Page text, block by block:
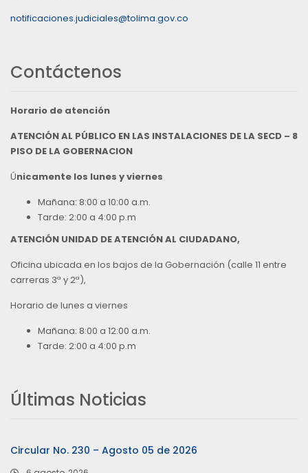
notificaciones.judiciales@tolima.gov.co
Contáctenos
Horario de atención
ATENCIÓN AL PÚBLICO EN LAS INSTALACIONES DE LA SECD – 8
PISO DE LA GOBERNACION
Únicamente los lunes y viernes
Mañana: 8:00 a 10:00 a.m.
Tarde: 2:00 a 4:00 p.m
ATENCIÓN UNIDAD DE ATENCIÓN AL CIUDADANO,
Oficina ubicada en los bajos de la Gobernación (calle 11 entre
carreras 3ª y 2ª),
Horario de lunes a viernes
Mañana: 8:00 a 12:00 a.m.
Tarde: 2:00 a 4:00 p.m
Últimas Noticias
Circular No. 230 – Agosto 05 de 2026